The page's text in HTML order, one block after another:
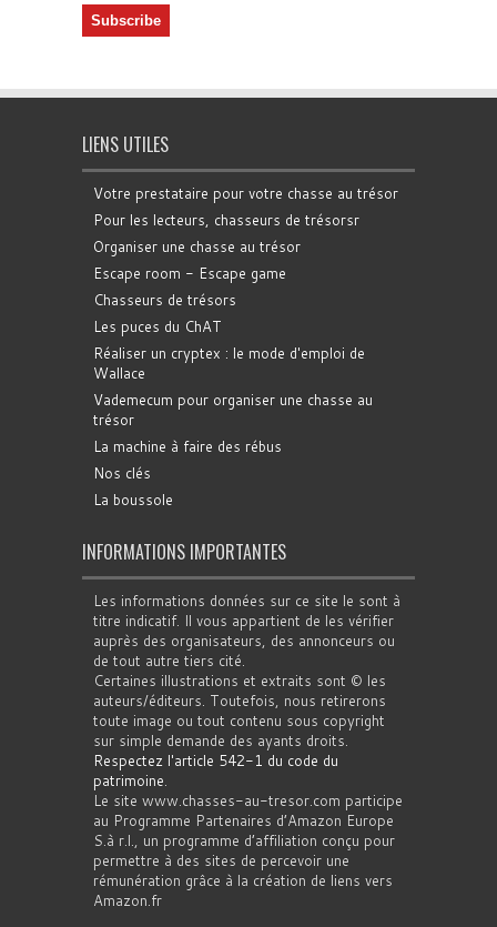
LIENS UTILES
Votre prestataire pour votre chasse au trésor
Pour les lecteurs, chasseurs de trésorsr
Organiser une chasse au trésor
Escape room - Escape game
Chasseurs de trésors
Les puces du ChAT
Réaliser un cryptex : le mode d'emploi de
Wallace
Vademecum pour organiser une chasse au
trésor
La machine à faire des rébus
Nos clés
La boussole
INFORMATIONS IMPORTANTES
Les informations données sur ce site le sont à
titre indicatif. Il vous appartient de les vérifier
auprès des organisateurs, des annonceurs ou
de tout autre tiers cité.
Certaines illustrations et extraits sont © les
auteurs/éditeurs. Toutefois, nous retirerons
toute image ou tout contenu sous copyright
sur simple demande des ayants droits.
Respectez l'article 542-1 du code du
patrimoine.
Le site www.chasses-au-tresor.com participe
au Programme Partenaires d’Amazon Europe
S.à r.l., un programme d’affiliation conçu pour
permettre à des sites de percevoir une
rémunération grâce à la création de liens vers
Amazon.fr